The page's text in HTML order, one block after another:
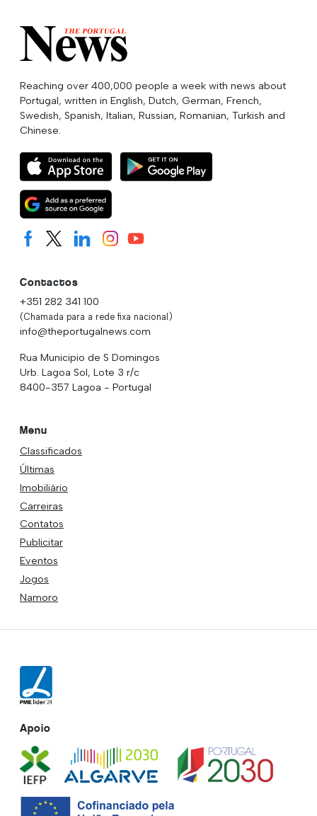
Reaching over 400,000 people a week with news about
Portugal, written in English, Dutch, German, French,
Swedish, Spanish, Italian, Russian, Romanian, Turkish and
Chinese.
Contactos
+351 282 341 100
(Chamada para a rede fixa nacional)
info@theportugalnews.com
Rua Municipio de S Domingos
Urb. Lagoa Sol, Lote 3 r/c
8400-357 Lagoa - Portugal
Menu
Classificados
Últimas
Imobiliário
Carreiras
Contatos
Publicitar
Eventos
Jogos
Namoro
Apoio